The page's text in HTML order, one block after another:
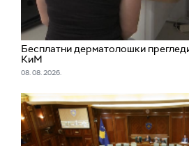
Бесплатни дерматолошки
КиМ
08. 08. 2026.